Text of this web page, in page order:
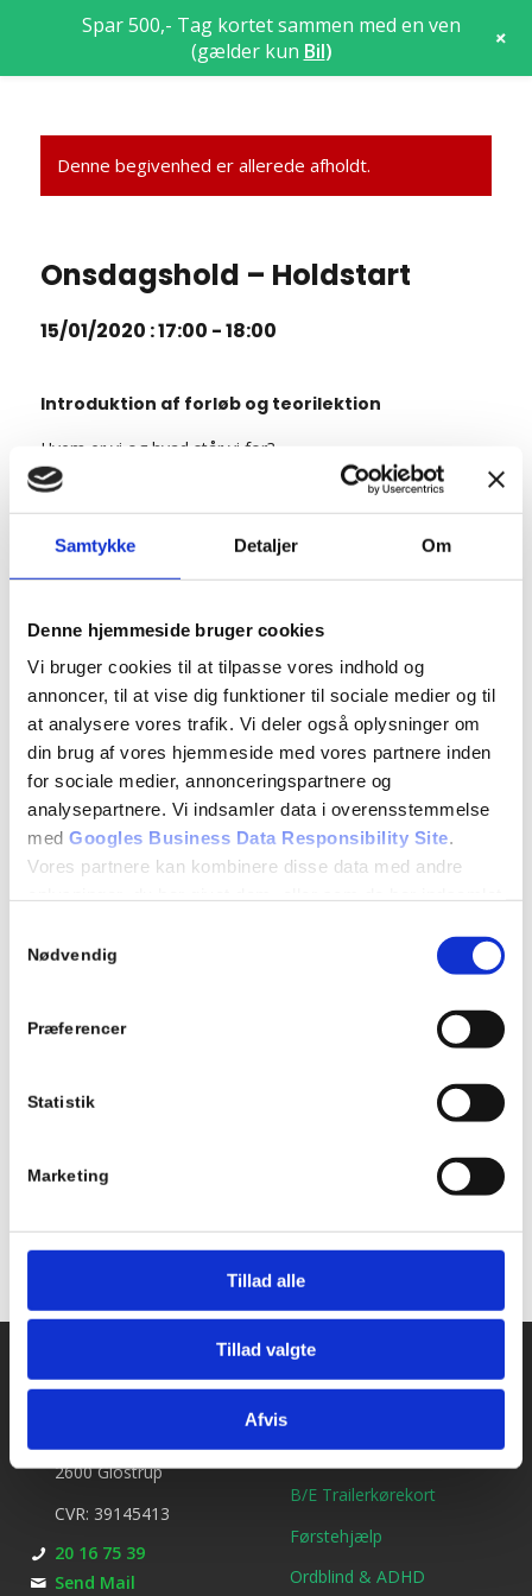
Samtykke Detaljer Om
Denne hjemmeside bruger cookies
Vi bruger cookies til at tilpasse vores indhold og
annoncer, til at vise dig funktioner til sociale medier og til
at analysere vores trafik. Vi deler også oplysninger om
din brug af vores hjemmeside med vores partnere inden
for sociale medier, annonceringspartnere og
analysepartnere. Vi indsamler data i overensstemmelse
med Googles Business Data Responsibility Site.
Vores partnere kan kombinere disse data med andre
Se Cookie & Privatlivspolitik
Nødvendig
Præferencer
Statistik
Marketing
Tillad alle
Tillad valgte
Afvis
Denne begivenhed er allerede afholdt.
Onsdagshold – Holdstart
15/01/2020 : 17:00 -18:00
Introduktion af forløb og teorilektion
Hvem er vi og hvad står vi for?
Hvad kræves der for at få et kørekort?
Hvordan arbejder køreskolen?
Teori:
10.1 Betingelser for at få kørekort
10.2 Køreprøvens gennemførelse
10.3 Lovbestemmelser om kørekort
Detaljer
Dato:
15/01/2020
17:00 - 18:00
Holdstart
Kontakt os
Brøndbyvestervej 25
2600 Glostrup
CVR: 39145413
20 16 75 39
Send Mail
Ydelser
MC kørekort
B/E Trailerkørekort
Førstehjælp
Ordblind & ADHD
Spar 500,- Tag kortet sammen med en ven
(gælder kun Bil) +